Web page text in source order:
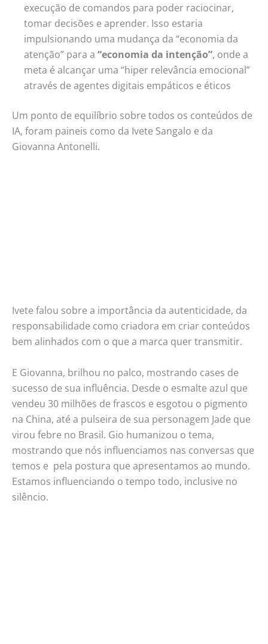
execução de comandos para poder raciocinar,
tomar decisões e aprender. Isso estaria
impulsionando uma mudança da “economia da
atenção” para a “economia da intenção”, onde a
meta é alcançar uma “hiper relevância emocional”
através de agentes digitais empáticos e éticos
Um ponto de equilíbrio sobre todos os conteúdos de
IA, foram paineis como da Ivete Sangalo e da
Giovanna Antonelli.
Ivete falou sobre a importância da autenticidade, da
responsabilidade como criadora em criar conteúdos
bem alinhados com o que a marca quer transmitir.
E Giovanna, brilhou no palco, mostrando cases de
sucesso de sua influência. Desde o esmalte azul que
vendeu 30 milhões de frascos e esgotou o pigmento
na China, até a pulseira de sua personagem Jade que
virou febre no Brasil. Gio humanizou o tema,
mostrando que nós influenciamos nas conversas que
temos e pela postura que apresentamos ao mundo.
Estamos influenciando o tempo todo, inclusive no
silêncio.